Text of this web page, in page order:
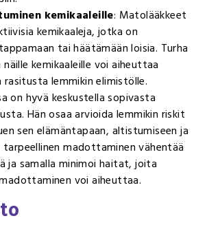
kemikaaleille: Matolääkkeet
kemikaaleja, jotka on
tai häätämään loisia. Turha
kemikaaleille voi aiheuttaa
lemmikin elimistölle.
on hyvä keskustella sopivasta
Hän osaa arvioida lemmikin riskit
sen elämäntapaan, altistumiseen ja
tarpeellinen madottaminen vähentää
ja samalla minimoi haitat, joita
voi aiheuttaa.